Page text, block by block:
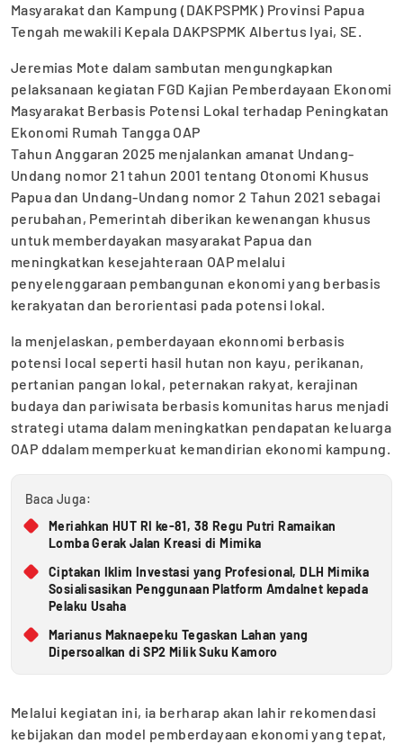
Masyarakat dan Kampung (DAKPSPMK) Provinsi Papua
Tengah mewakili Kepala DAKPSPMK Albertus Iyai, SE.
Jeremias Mote dalam sambutan mengungkapkan
pelaksanaan kegiatan FGD Kajian Pemberdayaan Ekonomi
Masyarakat Berbasis Potensi Lokal terhadap Peningkatan
Ekonomi Rumah Tangga OAP
Tahun Anggaran 2025 menjalankan amanat Undang-
Undang nomor 21 tahun 2001 tentang Otonomi Khusus
Papua dan Undang-Undang nomor 2 Tahun 2021 sebagai
perubahan, Pemerintah diberikan kewenangan khusus
untuk memberdayakan masyarakat Papua dan
meningkatkan kesejahteraan OAP melalui
penyelenggaraan pembangunan ekonomi yang berbasis
kerakyatan dan berorientasi pada potensi lokal.
Ia menjelaskan, pemberdayaan ekonnomi berbasis
potensi local seperti hasil hutan non kayu, perikanan,
pertanian pangan lokal, peternakan rakyat, kerajinan
budaya dan pariwisata berbasis komunitas harus menjadi
strategi utama dalam meningkatkan pendapatan keluarga
OAP ddalam memperkuat kemandirian ekonomi kampung.
Baca Juga:
Meriahkan HUT RI ke-81, 38 Regu Putri Ramaikan
Lomba Gerak Jalan Kreasi di Mimika
Ciptakan Iklim Investasi yang Profesional, DLH Mimika
Sosialisasikan Penggunaan Platform Amdalnet kepada
Pelaku Usaha
Marianus Maknaepeku Tegaskan Lahan yang
Dipersoalkan di SP2 Milik Suku Kamoro
Melalui kegiatan ini, ia berharap akan lahir rekomendasi
kebijakan dan model pemberdayaan ekonomi yang tepat,